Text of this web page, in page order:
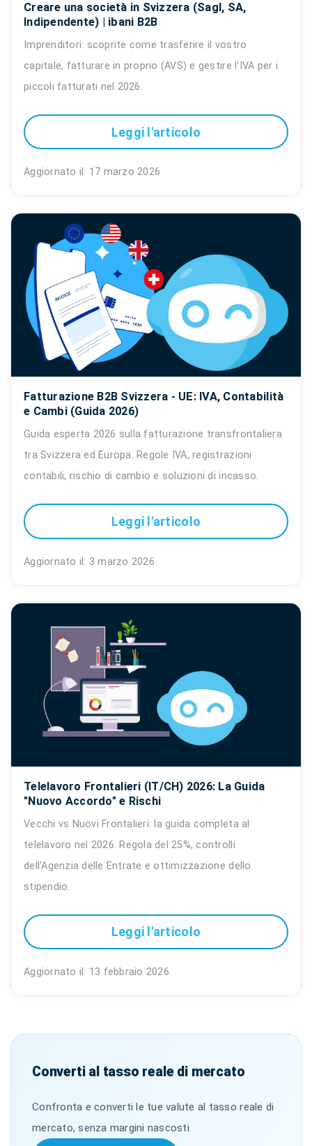
Creare una società in Svizzera (Sagl, SA,
Indipendente) | ibani B2B
Imprenditori: scoprite come trasferire il vostro
capitale, fatturare in proprio (AVS) e gestire l'IVA per i
piccoli fatturati nel 2026.
Leggi l'articolo
Aggiornato il: 17 marzo 2026
Fatturazione B2B Svizzera - UE: IVA, Contabilità
e Cambi (Guida 2026)
Guida esperta 2026 sulla fatturazione transfrontaliera
tra Svizzera ed Europa. Regole IVA, registrazioni
contabili, rischio di cambio e soluzioni di incasso.
Leggi l'articolo
Aggiornato il: 3 marzo 2026
Telelavoro Frontalieri (IT/CH) 2026: La Guida
"Nuovo Accordo" e Rischi
Vecchi vs Nuovi Frontalieri: la guida completa al
telelavoro nel 2026. Regola del 25%, controlli
dell'Agenzia delle Entrate e ottimizzazione dello
stipendio.
Leggi l'articolo
Aggiornato il: 13 febbraio 2026
Converti al tasso reale di mercato
Confronta e converti le tue valute al tasso reale di
mercato, senza margini nascosti.